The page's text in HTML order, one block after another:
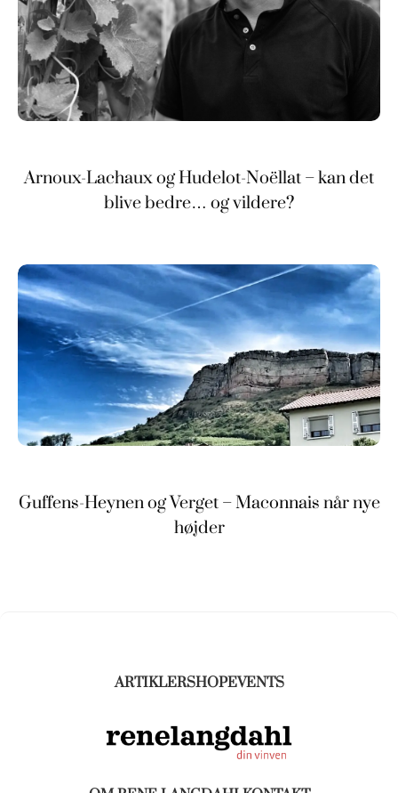
Arnoux-Lachaux og Hudelot-Noëllat – kan det
blive bedre… og vildere?
Guffens-Heynen og Verget – Maconnais når nye
højder
ARTIKLERSHOPEVENTS